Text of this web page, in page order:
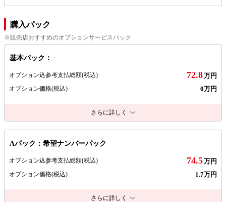
購入パック
※販売店おすすめのオプションサービスパック
基本パック：−
オプション込参考支払総額(税込) 72.8万円
オプション価格(税込) 0万円
さらに詳しく
Aパック：希望ナンバーパック
オプション込参考支払総額(税込) 74.5万円
オプション価格(税込) 1.7万円
さらに詳しく